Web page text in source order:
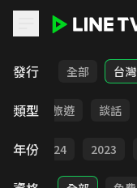
發行 全部 台灣
類型
美食 旅遊 談話
年份 2024 2023